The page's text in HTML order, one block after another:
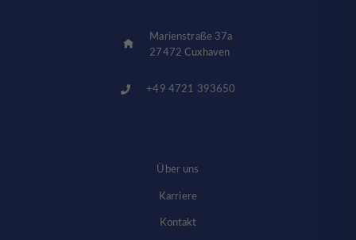
Marienstraße 37a
27472 Cuxhaven
+49 4721 393650
Über uns
Karriere
Kontakt